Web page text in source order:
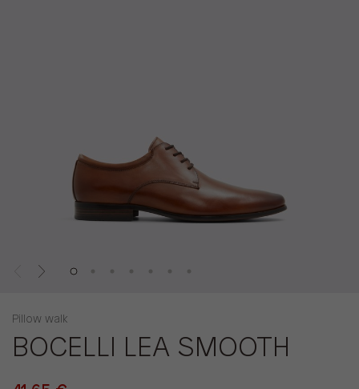
Pillow walk
BOCELLI LEA SMOOTH